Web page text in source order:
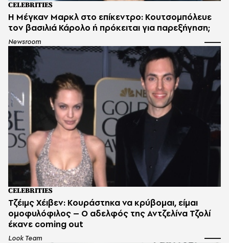
CELEBRITIES
Η Μέγκαν Μαρκλ στο επίκεντρο: Κουτσομπόλευε
τον βασιλιά Κάρολο ή πρόκειται για παρεξήγηση;
Newsroom
CELEBRITIES
Τζέιμς Χέιβεν: Κουράστηκα να κρύβομαι, είμαι
ομοφυλόφιλος – Ο αδελφός της Αντζελίνα Τζολί
έκανε coming out
Look Team